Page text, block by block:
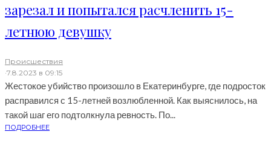
зарезал и попытался расчленить 15-
летнюю девушку
Происшествия
·7.8.2023 в 09:15
Жестокое убийство произошло в Екатеринбурге, где подросток
расправился с 15-летней возлюбленной. Как выяснилось, на
такой шаг его подтолкнула ревность. По...
ПОДРОБНЕЕ